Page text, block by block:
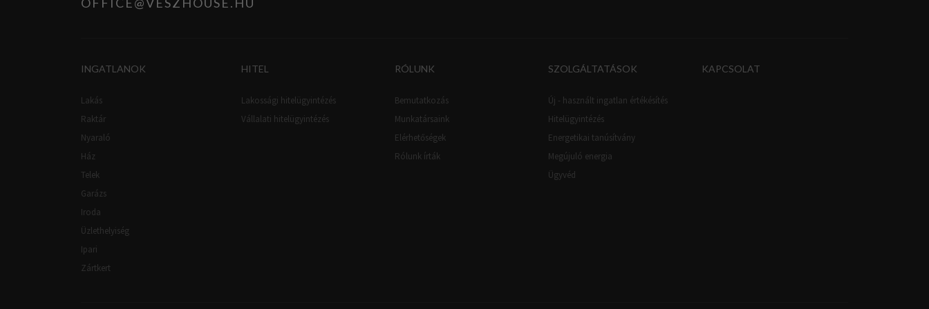
INGATLANOK
Lakás
Raktár
Nyaraló
Ház
Telek
Garázs
Iroda
Üzlethelyiség
Ipari
Zártkert
HITEL
Lakossági hitelügyintézés
Vállalati hitelügyintézés
RÓLUNK
Bemutatkozás
Munkatársaink
Elérhetőségek
Rólunk írták
SZOLGÁLTATÁSOK
Új - használt ingatlan értékésítés
Hitelügyintézés
Energetikai tanúsítvány
Megújuló energia
Ügyvéd
KAPCSOLAT